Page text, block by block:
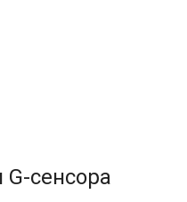
G-сенсора